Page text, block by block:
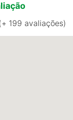
se
199 avaliações)